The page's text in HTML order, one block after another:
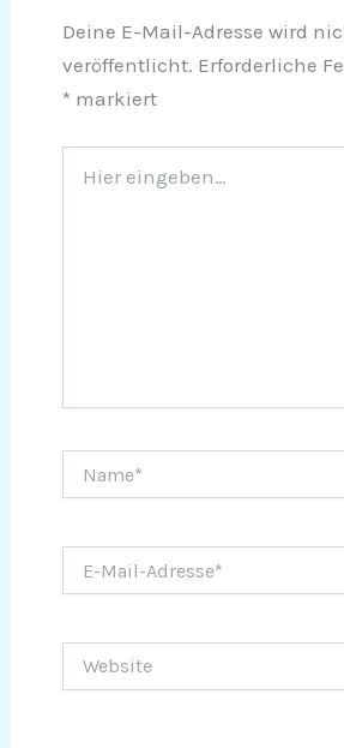
Deine E-Mail-Adresse wird
veröffentlicht. Erforderliche
* markiert
eingeben…
Mail-